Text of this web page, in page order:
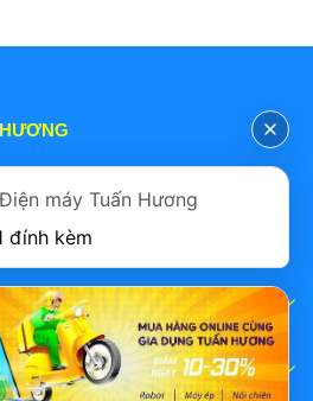
Đình, Hà Nội
375
Điện máy Tuấn Hương
đính kèm